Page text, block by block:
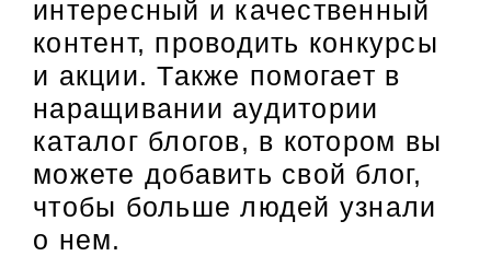
интересный и качественный
контент, проводить конкурсы
и акции. Также помогает в
наращивании аудитории
каталог блогов, в котором вы
можете добавить свой блог,
чтобы больше людей узнали
о нем.